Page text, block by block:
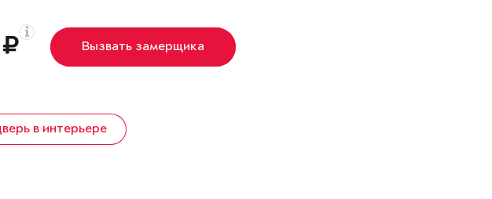
Вызвать замерщика
в интерьере